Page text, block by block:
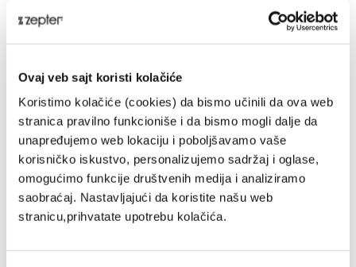
Ovaj veb sajt koristi kolačiće
Koristimo kolačiće (cookies) da bismo učinili da ova web
stranica pravilno funkcioniše i da bismo mogli dalje da
unapređujemo web lokaciju i poboljšavamo vaše
korisničko iskustvo, personalizujemo sadržaj i oglase,
omogućimo funkcije društvenih medija i analiziramo
saobraćaj. Nastavljajući da koristite našu web
stranicu,prihvatate upotrebu kolačića.
hrana
inovation
jubilej kafa kamenac kecmanovic
kettler kitchen komunikacija koncentracija konkurs
kontaminati Kozmetika Kreativni krema za suncanje
kuvalo kuvanje la danza lečenje ledjima leto
letovanje living Lonac madlena mašina za mlevenje
Međunarodni meso mikroplastika